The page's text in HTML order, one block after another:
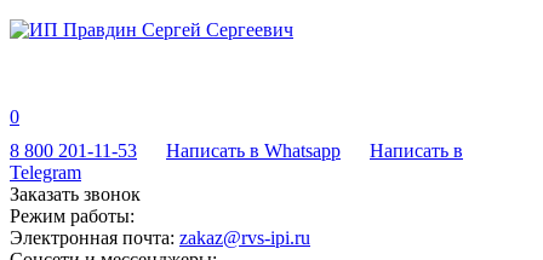
0
8 800 201-11-53
Написать в Whatsapp
Написать в
Telegram
Заказать звонок
Режим работы:
Электронная почта: zakaz@rvs-ipi.ru